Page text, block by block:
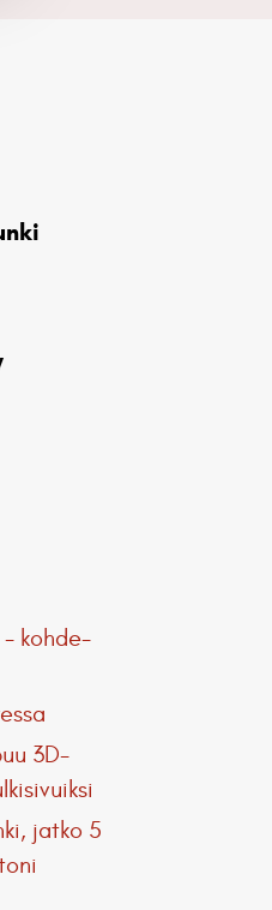
kohde-
3D-
jatko 5